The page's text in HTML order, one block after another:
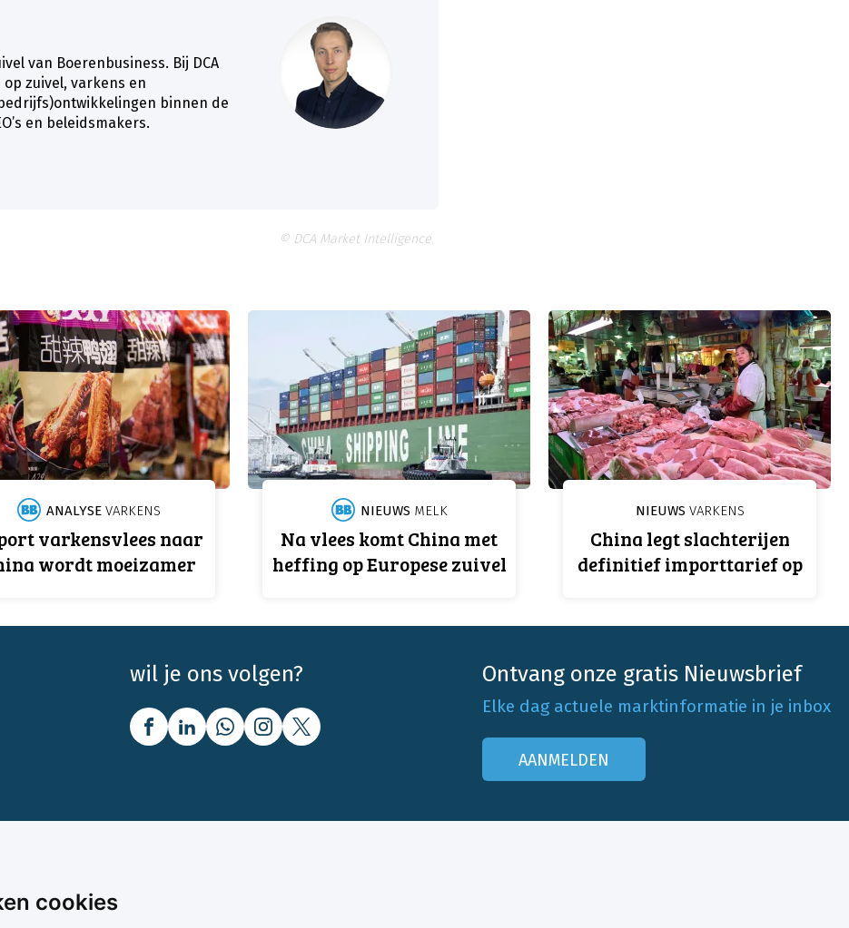
cookies
van Boerenbusiness. Bij DCA
zuivel, varkens en
binnen de
en beleidsmakers.
© DCA Market Intelligence.
ANALYSEVARKENS
varkensvlees naar
wordt moeizamer
NIEUWS MELK
Na vlees komt China met
heffing op Europese zuivel
NIEUWS VARKENS
China legt slachterijen
definitief importtarief op
wil je ons volgen? Ontvang onze gratis Nieuwsbrief
Elke dag actuele marktinformatie in je inbox
AANMELDEN
aanbod